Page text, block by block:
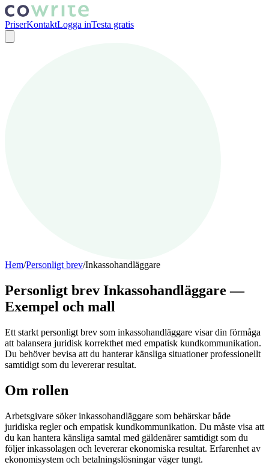
PriserKontaktLogga inTesta gratis
Hem/Personligt brev/Inkassohandläggare
Personligt brev Inkassohandläggare —
Exempel och mall
Ett starkt personligt brev som inkassohandläggare visar din förmåga
att balansera juridisk korrekthet med empatisk kundkommunikation.
Du behöver bevisa att du hanterar känsliga situationer professionellt
samtidigt som du levererar resultat.
Om rollen
Arbetsgivare söker inkassohandläggare som behärskar både
juridiska regler och empatisk kundkommunikation. Du måste visa att
du kan hantera känsliga samtal med gäldenärer samtidigt som du
följer inkassolagen och levererar ekonomiska resultat. Erfarenhet av
ekonomisystem och betalningslösningar väger tungt.